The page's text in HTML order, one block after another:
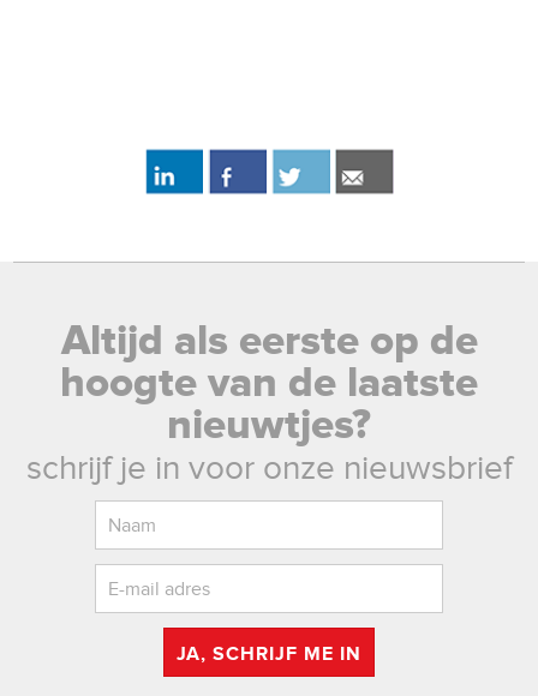
Altijd als eerste op de
hoogte van de laatste
nieuwtjes?
schrijf je in voor onze nieuwsbrief
JA, SCHRIJF ME IN